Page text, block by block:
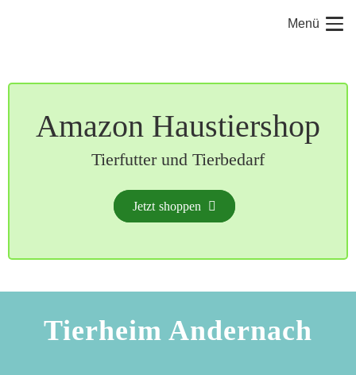
Menü
Amazon Haustiershop
Tierfutter und Tierbedarf
Jetzt shoppen
Tierheim Andernach